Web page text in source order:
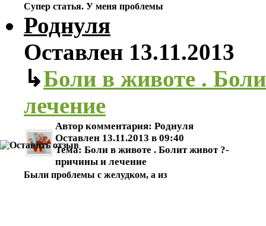
Супер статья. У меня проблемы
Роднуля
Оставлен 13.11.2013
↳Боли в животе .
лечение
Автор комментария: Роднуля
Оставлен 13.11.2013 в 09:40
Тема: Боли в животе . Болит живот ?-
причины и лечение
Были проблемы с желудком, а из